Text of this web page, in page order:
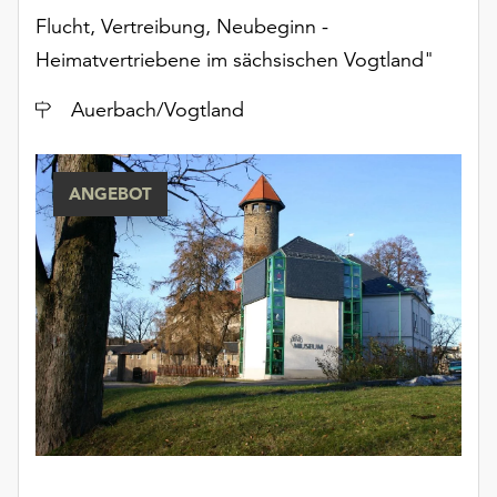
unserer
Datenschutzerklärung
oder
dem
Impressum
Flucht, Vertreibung, Neubeginn -
Heimatvertriebene im sächsischen Vogtland"
Ort
Auerbach/Vogtland
ANGEBOT